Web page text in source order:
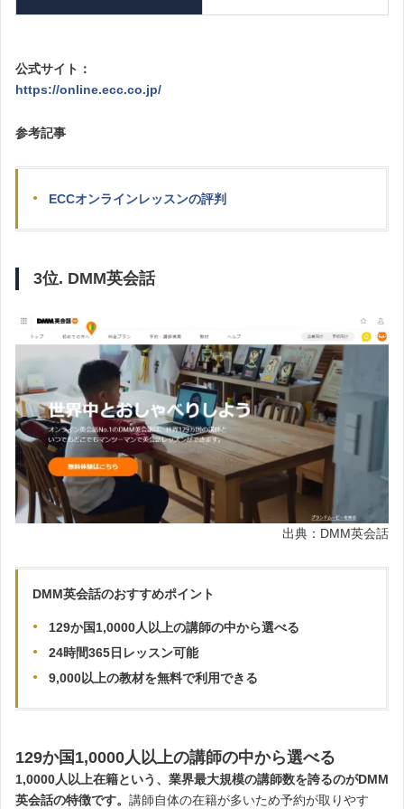
公式サイト：
https://online.ecc.co.jp/
参考記事
ECCオンラインレッスンの評判
3位. DMM英会話
出典：DMM英会話
DMM英会話のおすすめポイント
129か国1,0000人以上の講師の中から選べる
24時間365日レッスン可能
9,000以上の教材を無料で利用できる
129か国1,0000人以上の講師の中から選べる
1,0000人以上在籍という、業界最大規模の講師数を誇るのがDMM
英会話の特徴です。 講師自体の在籍が多いため予約が取りやす